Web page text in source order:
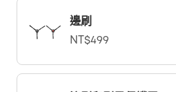
邊刷
NT$499